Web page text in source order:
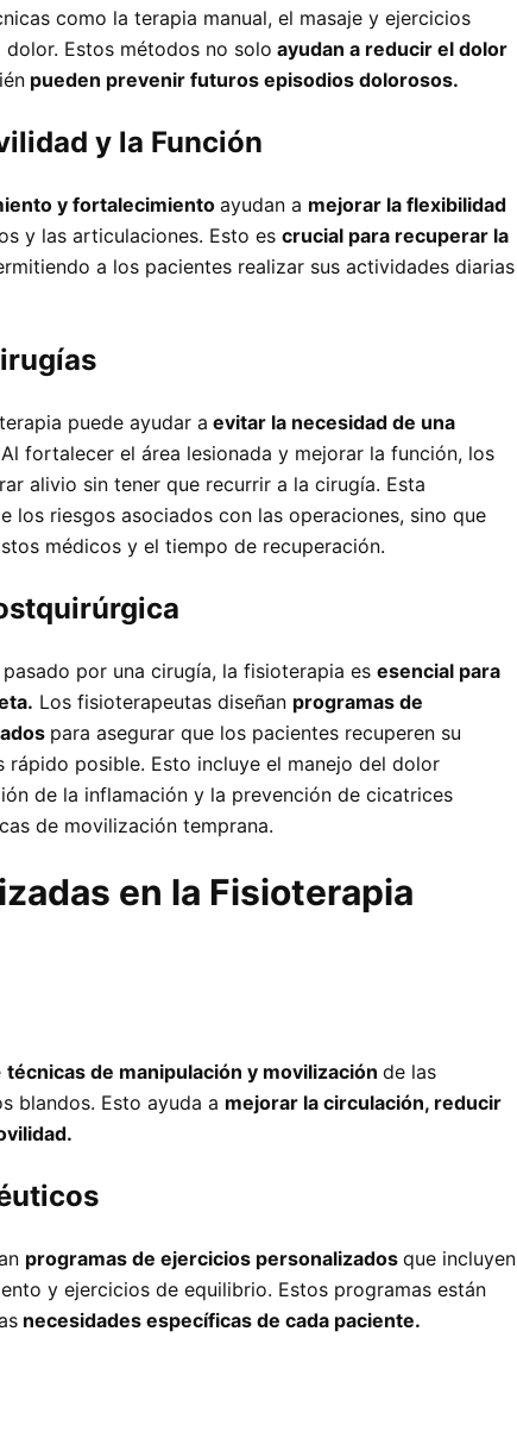
como la terapia manual, el masaje y ejercicios
Estos métodos no solo ayudan a reducir el dolor
pueden prevenir futuros episodios dolorosos.
y la Función
y fortalecimientoayudan a mejorar la flexibilidad
y las articulaciones. Esto es crucial para recuperar la
a los pacientes realizar sus actividades diarias
puede ayudar a evitar la necesidad de una
Al fortalecer el área lesionada y mejorar la función, los
alivio sin tener que recurrir a la cirugía. Esta
los riesgos asociados con las operaciones, sino que
médicos y el tiempo de recuperación.
por una cirugía, la fisioterapia es esencial para
Los fisioterapeutas diseñan programas de
para asegurar que los pacientes recuperen su
rápido posible. Esto incluye el manejo del dolor
de la inflamación y la prevención de cicatrices
de movilización temprana.
en la Fisioterapia
técnicas de manipulación y movilización de las
blandos. Esto ayuda a mejorar la circulación, reducir
programas de ejercicios personalizados que incluyen
y ejercicios de equilibrio. Estos programas están
necesidades específicas de cada paciente.